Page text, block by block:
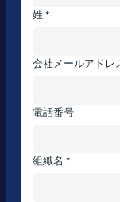
姓 *
会社メールアドレ
電話番号
組織名 *